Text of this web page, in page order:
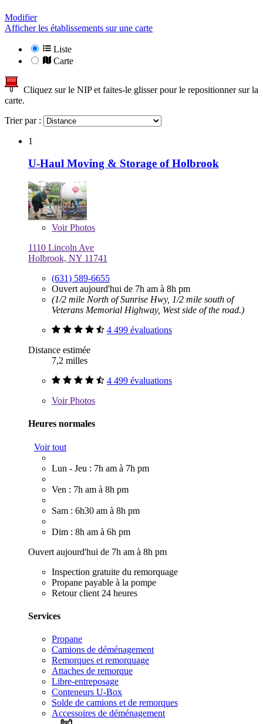
Modifier
Afficher les établissements sur une carte
Liste
Carte
Cliquez sur le NIP et faites-le glisser pour le repositionner sur la
carte.
Trier par :
1
U-Haul Moving & Storage of Holbrook
VoirPhotos
1110 Lincoln Ave
Holbrook, NY 11741
(631) 589-6655
Ouvert aujourd'hui de 7h am à 8h pm
(1/2 mile North of Sunrise Hwy, 1/2 mile south of
Veterans Memorial Highway, West side of the road.)
4 499 évaluations
Distance estimée
7,2 milles
4 499 évaluations
VoirPhotos
Heures normales
Voir tout
Lun - Jeu : 7h am à 7h pm
Ven : 7h am à 8h pm
Sam : 6h30 am à 8h pm
Dim : 8h am à 6h pm
Ouvert aujourd'hui de 7h am à 8h pm
Inspection gratuite du remorquage
Propane payable à la pompe
Retour client 24 heures
Services
Propane
Camions de déménagement
Remorques et remorquage
Attaches de remorque
Libre-entreposage
Conteneurs U-Box
Solde de camions et de remorques
Accessoires de déménagement